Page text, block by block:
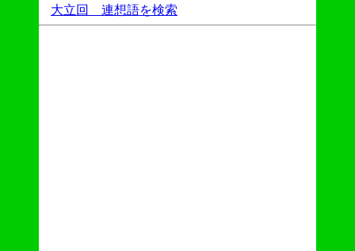
大立回 連想語を検索